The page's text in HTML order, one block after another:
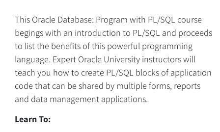
This Oracle Database: Program with PL/SQL course
begings with an introduction to PL/SQL and proceeds
to list the benefits of this powerful programming
language. Expert Oracle University instructors will
teach you how to create PL/SQL blocks of application
code that can be shared by multiple forms, reports
and data management applications.
Learn To: